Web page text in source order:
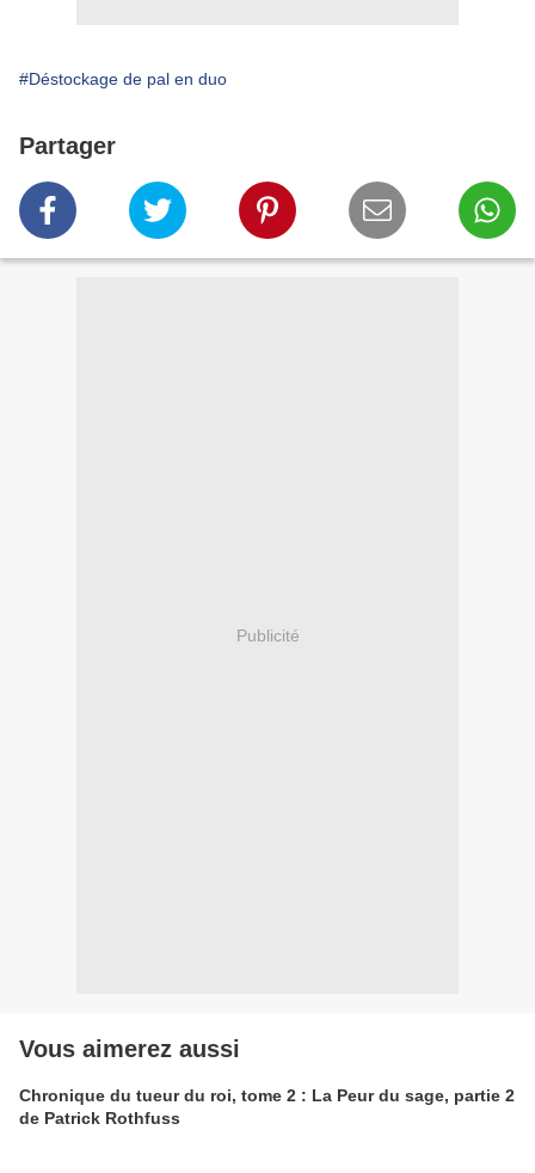
#Déstockage de pal en duo
Partager
Publicité
Vous aimerez aussi
Chronique du tueur du roi, tome 2 : La Peur du sage, partie 2
de Patrick Rothfuss